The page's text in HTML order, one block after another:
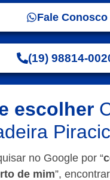
Fale Conosco
(19) 98814-
escolher
no Google por “
de mim”,